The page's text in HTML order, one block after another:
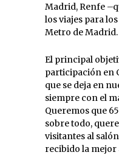
Madrid, Renfe
los viajes para
Metro de Madrid.
El principal
participación en
que se deja en
siempre con el
Queremos que
sobre todo,
visitantes al
recibido la mejor